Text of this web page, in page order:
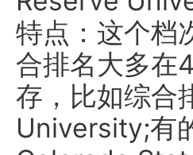
特点：这个档
合排名大多在
存，比如综合
University;有